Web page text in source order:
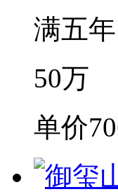
满五年
50万
单价